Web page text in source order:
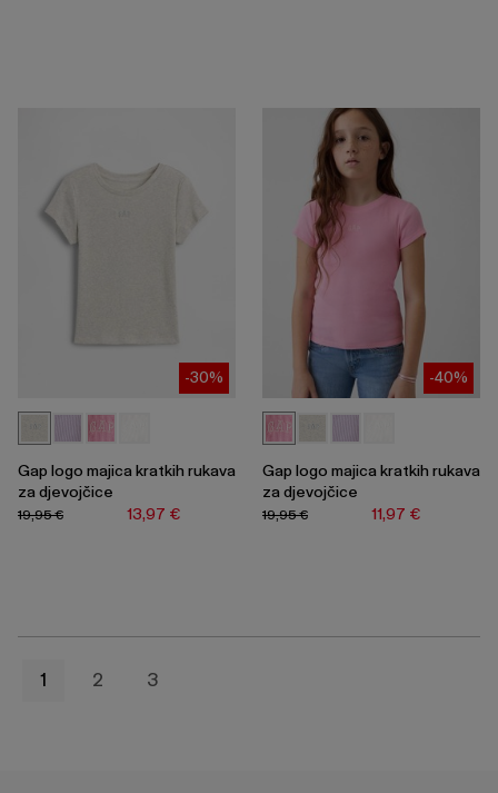
-30%
Gap logo majica kratkih rukava
za djevojčice
13,97 €
19,95 €
-40%
Gap logo majica kratkih rukava
za djevojčice
11,97 €
19,95 €
1 2 3